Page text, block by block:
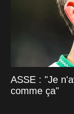
ASSE : "Je
comme ça"